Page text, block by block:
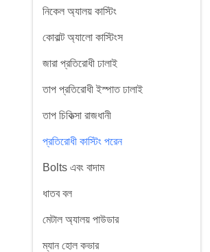
নিকেল অ্যালয় কাস্টিং
কোবাল্ট অ্যালো কাস্টিংস
জারা প্রতিরোধী ঢালাই
তাপ প্রতিরোধী ইস্পাত ঢালাই
তাপ চিকিত্সা রাজধানী
প্রতিরোধী কাস্টিং পরেন
Bolts এবং বাদাম
ধাতব বল
মেটাল অ্যালয় পাউডার
ম্যান হোল কভার